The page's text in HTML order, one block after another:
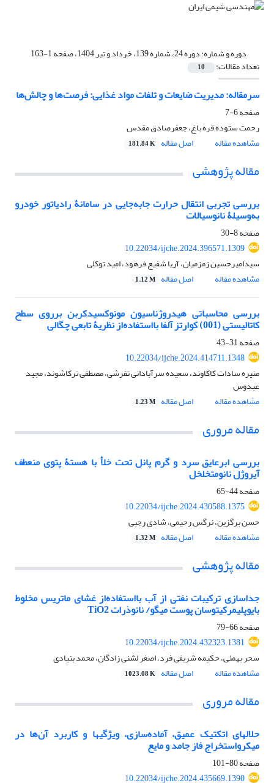
دوره و شماره:دوره 24، شماره 139، خرداد و تیر 1404، صفحه 1-163
تعداد مقالات: 10
سرمقاله: مدیریت ضایعات و تلفات مواد غذایی: فرصت‌ها و چالش‌ها
صفحه6-7
رحمت ستوده قره باغ، جعفرصادق مقدس
مشاهده مقاله
اصل مقاله 181.84 K
مقاله پژوهشی
بررسی تجربی انتقال حرارت جابه‌جایی در سامانۀ رادیاتور خودرو
به‌وسیلۀ نانوسیالات
صفحه8-30
10.22034/ijche.2024.396571.1309
سیدامیرحسین زمزمیان، آریا شفیع فرهود، امید توکلی
مشاهده مقاله
اصل مقاله 1.12 M
بررسی محاسباتی هیدروژناسیون مونوکسیدکربن برروی سطح
کاتالیستی (001) کوارتز آلفا بااستفاده‌از نظریۀ تابعی چگالی
صفحه31-43
10.22034/ijche.2024.414711.1348
منیره سادات کاکاوند، سعیده سرآبادانی تفرشی، مصطفی ترکاشوند، مجید
عبدوس
مشاهده مقاله
اصل مقاله 1.23 M
مقاله مروری
بررسی ابرعایق سرد و گرم پانل تحت خلأ با هستۀ پتوی منعطف
آیروژل نانومتخلخل
صفحه44-65
10.22034/ijche.2024.430588.1375
حسن برگزین، نرگس رحیمی، شادی رجبی
مشاهده مقاله
اصل مقاله 1.32 M
مقاله پژوهشی
جداسازی ترکیبات نفتی از آب بااستفاده‌از غشای ماتریس مخلوط
بایوپلیمرکیتوسان پوست میگو/ نانوذرات TiO2
صفحه66-79
10.22034/ijche.2024.432323.1381
سحر بهمئی، حکیمه شریفی فرد، اصغر لشنی زادگان، محمد بنیادی
مشاهده مقاله
اصل مقاله 1023.08 K
مقاله مروری
حلالهای اتکتیک عمیق، آماده‌سازی، ویژگیها و کاربرد آن‌ها در
میکرواستخراج فاز جامد و مایع
صفحه80-101
10.22034/ijche.2024.435669.1390